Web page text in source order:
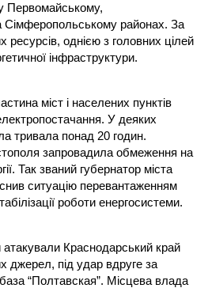
Первомайському,
Сімферопольському районах. За
ресурсів, однією з головних цілей
інфраструктури.
міст і населених пунктів
У деяких
тривала понад 20 годин.
запровадила обмеження на
Так званий губернатор міста
ситуацію перевантаженням
роботи енергосистеми.
Краснодарський край
джерел, під удар вдруге за
“Полтавская”. Місцева влада